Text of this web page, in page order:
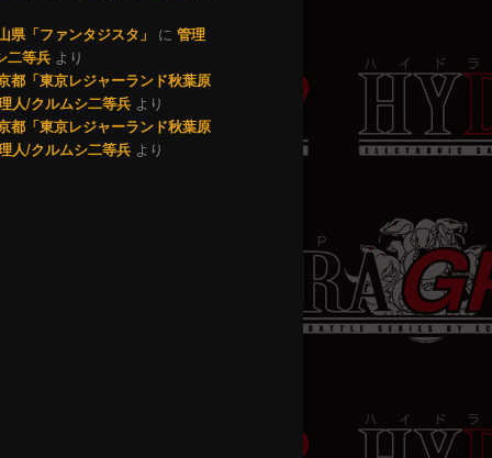
県「ファンタジスタ」 に 管理
二等兵より
都「東京レジャーランド秋葉原
人/クルムシ二等兵より
都「東京レジャーランド秋葉原
人/クルムシ二等兵より